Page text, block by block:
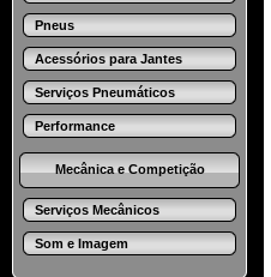
Pneus
Acessórios para Jantes
Serviços Pneumáticos
Performance
Mecânica e Competição
Serviços Mecânicos
Som e Imagem